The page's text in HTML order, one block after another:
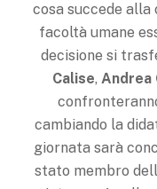
cosa succede alla
facoltà umane
decisione si
Calise, Andrea
cambiando la
giornata sarà
stato membro